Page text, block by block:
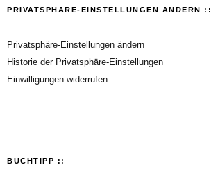
PRIVATSPHÄRE-EINSTELLUNGEN ÄNDERN ::
Privatsphäre-Einstellungen ändern
Historie der Privatsphäre-Einstellungen
Einwilligungen widerrufen
BUCHTIPP ::